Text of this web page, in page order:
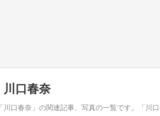
川口春奈
「川口春奈」の関連記事、写真の一覧です。「川